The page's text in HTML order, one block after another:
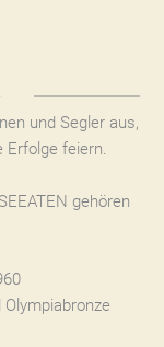
und Segler aus,
Erfolge feiern.
gehören